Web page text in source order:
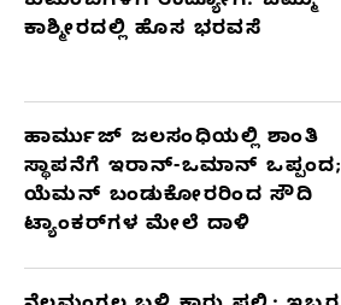
ಕಾಶ್ಮೀರದಲ್ಲಿ ಹೊಸ ಭರವಸೆ
ಹಾರ್ಮುಜ್ ಜಲಸಂಧಿಯಲ್ಲಿ ಶಾಂತಿ
ಸ್ಥಾಪನೆಗೆ ಇರಾನ್-ಒಮಾನ್ ಒಪ್ಪಂದ;
ಯೆಮನ್ ಬಂಡುಕೋರರಿಂದ ಸೌದಿ
ಟ್ಯಾಂಕರ್‌ಗಳ ಮೇಲೆ ದಾಳಿ